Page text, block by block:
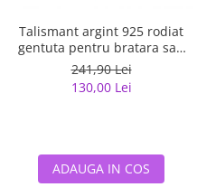
Talismant argint 925 rodiat
gentuta pentru bratara sau
lant
241,90 Lei
130,00 Lei
ADAUGA IN COS